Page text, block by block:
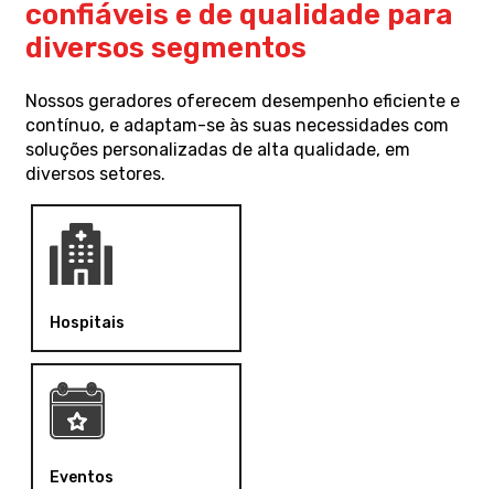
confiáveis e de qualidade para
diversos segmentos
Nossos geradores oferecem desempenho eficiente e
contínuo, e adaptam-se às suas necessidades com
soluções personalizadas de alta qualidade, em
diversos setores.
Hospitais
Eventos